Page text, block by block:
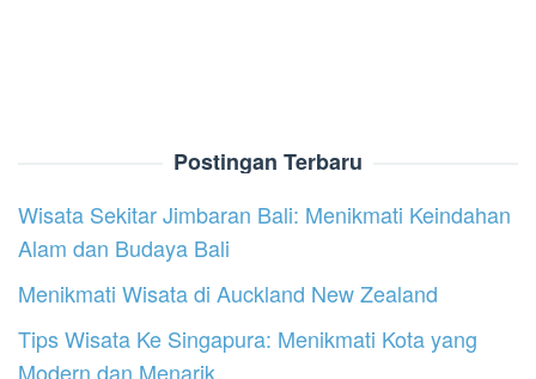
Postingan Terbaru
Wisata Sekitar Jimbaran Bali: Menikmati Keindahan
Alam dan Budaya Bali
Menikmati Wisata di Auckland New Zealand
Tips Wisata Ke Singapura: Menikmati Kota yang
Modern dan Menarik